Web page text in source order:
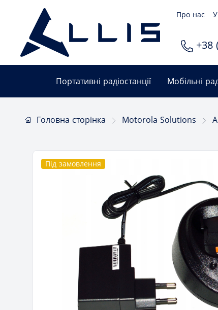
Про нас
+38
Портативні радіостанції Мобільні
Головна сторінка Motorola Solutions
Під замовлення